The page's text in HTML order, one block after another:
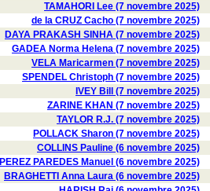
TAMAHORI Lee (7 novembre 2025)
de la CRUZ Cacho (7 novembre 2025)
DAYA PRAKASH SINHA (7 novembre 2025)
GADEA Norma Helena (7 novembre 2025)
VELA Maricarmen (7 novembre 2025)
SPENDEL Christoph (7 novembre 2025)
IVEY Bill (7 novembre 2025)
ZARINE KHAN (7 novembre 2025)
TAYLOR R.J. (7 novembre 2025)
POLLACK Sharon (7 novembre 2025)
COLLINS Pauline (6 novembre 2025)
PEREZ PAREDES Manuel (6 novembre 2025)
BRAGHETTI Anna Laura (6 novembre 2025)